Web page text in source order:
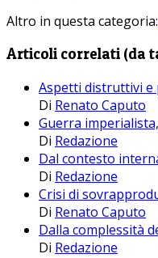
Altro in questa categoria:
Articoli correlati (da
Aspetti distruttivi e
Di Renato Caputo
Guerra
Di Redazione
Dal contesto
Di Redazione
Crisi di
Di Renato Caputo
Dalla complessità
Di Redazione